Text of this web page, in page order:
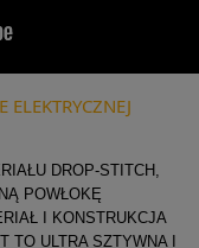
DROP-STITCH,
POWŁOKĘ
I KONSTRUKCJA
TO ULTRA SZTYWNA I